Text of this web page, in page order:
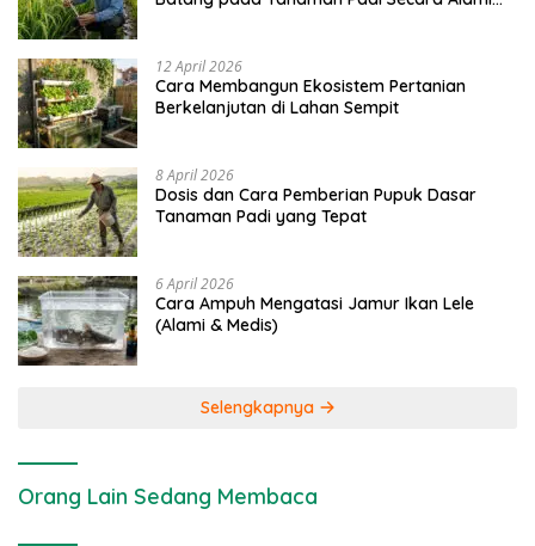
12 April 2026
Cara Membangun Ekosistem Pertanian
Berkelanjutan di Lahan Sempit
8 April 2026
Dosis dan Cara Pemberian Pupuk Dasar
Tanaman Padi yang Tepat
6 April 2026
Cara Ampuh Mengatasi Jamur Ikan Lele
(Alami & Medis)
Selengkapnya
Orang Lain Sedang Membaca